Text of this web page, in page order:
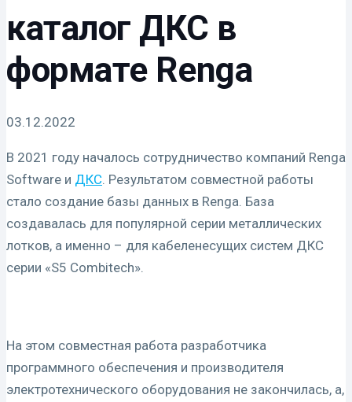
каталог ДКС в
формате Renga
03.12.2022
В 2021 году началось сотрудничество компаний Renga
Software и ДКС. Результатом совместной работы
стало создание базы данных в Renga. База
создавалась для популярной серии металлических
лотков, а именно – для кабеленесущих систем ДКС
серии «S5 Combitech».
На этом совместная работа разработчика
программного обеспечения и производителя
электротехнического оборудования не закончилась, а,